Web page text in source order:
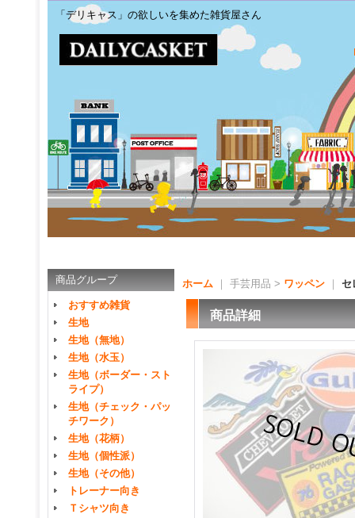
「デリキャス」の欲しいを集めた雑貨屋さん
商品グループ
おすすめ雑貨
生地
生地（無地）
生地（水玉）
生地（ボーダー・スト
ライプ）
生地（チェック・パッ
チワーク）
生地（花柄）
生地（個性派）
生地（その他）
トレーナー向き
Ｔシャツ向き
ホーム ｜ 手芸用品 > ワッペン セ
商品詳細